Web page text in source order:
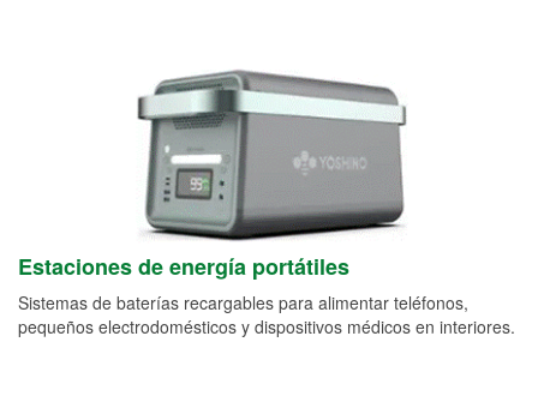
Estaciones de energía portátiles
Sistemas de baterías recargables para alimentar teléfonos,
pequeños electrodomésticos y dispositivos médicos en interiores.